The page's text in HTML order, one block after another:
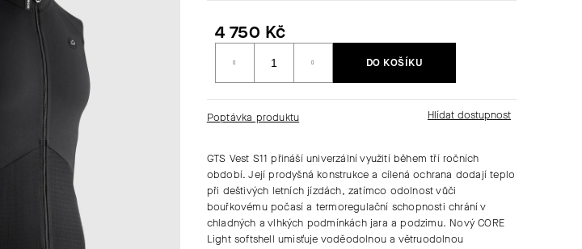
4 750 Kč
cena:
DO KOŠÍKU
Poptávka produktu
GTS Vest S11 přináší univerzální využití během tří ročních
období. Její prodyšná konstrukce a cílená ochrana dodají teplo
při deštivých letních jízdách, zatímco odolnost vůči
bouřkovému počasí a termoregulační schopnosti chrání v
chladných a vlhkých podmínkách jara a podzimu. NovýCORE
Light softshell umisťuje voděodolnou a větruodolnou